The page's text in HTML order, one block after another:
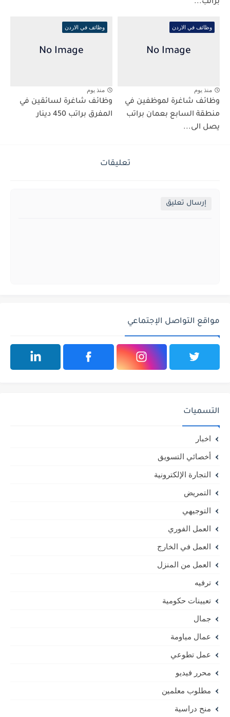
براتب...
وظائف في الاردن
منذ يوم
وظائف شاغرة لموظفين في
منطقة السابع بعمان براتب
يصل الى...
وظائف في الاردن
منذ يوم
وظائف شاغرة لسائقين في
المفرق براتب 450 دينار
تعليقات
إرسال تعليق
مواقع التواصل الإجتماعي
التسميات
اخبار
أخصائي التسويق
التجارة الإلكترونية
التمريض
التوجيهي
العمل الفوري
العمل في الخارج
العمل من المنزل
ترفيه
تعيينات حكومية
جمال
عمال مياومة
عمل تطوعي
محرر فيديو
مطلوب معلمين
منح دراسية